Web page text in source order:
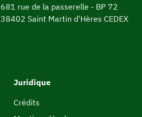
681 rue de la passerelle - BP 72
38402 Saint Martin d'Hères CEDEX
Juridique
Crédits